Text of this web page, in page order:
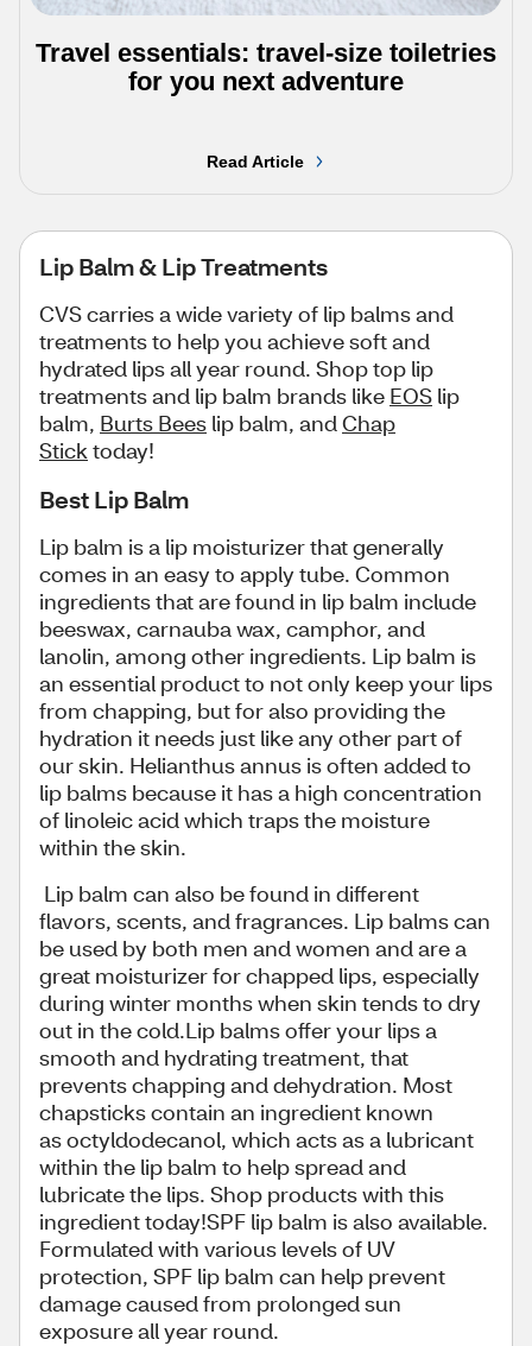
Travel essentials: travel-size toiletries
for you next adventure
Read Article
Lip Balm & Lip Treatments
CVS carries a wide variety of lip balms and
treatments to help you achieve soft and
hydrated lips all year round. Shop top lip
treatments and lip balm brands like EOS lip
balm, Burts Bees lip balm, andChap
Sticktoday!
Best Lip Balm
Lip balm is a lip moisturizer that generally
comes in an easy to apply tube. Common
ingredients that are found in lip balm include
beeswax, carnauba wax, camphor, and
lanolin, among other ingredients. Lip balm is
an essential product to not only keep your lips
from chapping, but for also providing the
hydration it needs just like any other part of
our skin. Helianthus annus is often added to
lip balms because it has a high concentration
of linoleic acid which traps the moisture
within the skin.
Lip balm can also be found in different
flavors, scents, and fragrances. Lip balms can
be used by both men and women and are a
great moisturizer for chapped lips, especially
during winter months when skin tends to dry
out in the cold.Lip balms offer your lips a
smooth and hydrating treatment, that
prevents chapping and dehydration. Most
chapsticks contain an ingredient known
as octyldodecanol, which acts as a lubricant
within the lip balm to help spread and
lubricate the lips. Shop products with this
ingredient today!SPF lip balm is also available.
Formulated with various levels of UV
protection, SPF lip balm can help prevent
damage caused from prolonged sun
exposure all year round.